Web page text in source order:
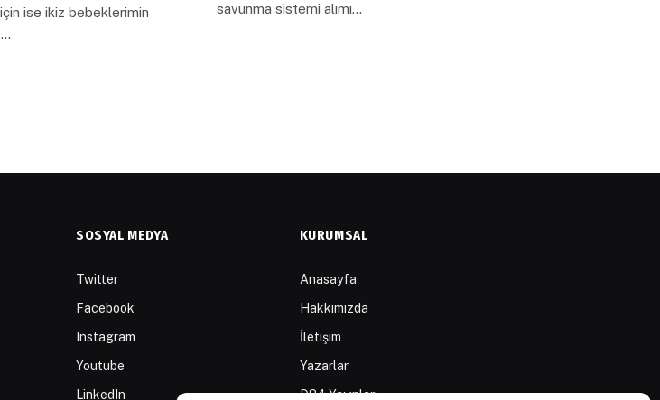
ise ikiz bebeklerimin
savunma sistemi alımı…
SOSYAL MEDYA
Twitter
Facebook
Instagram
Youtube
LinkedIn
KURUMSAL
Anasayfa
Hakkımızda
İletişim
Yazarlar
D84 Yayınları